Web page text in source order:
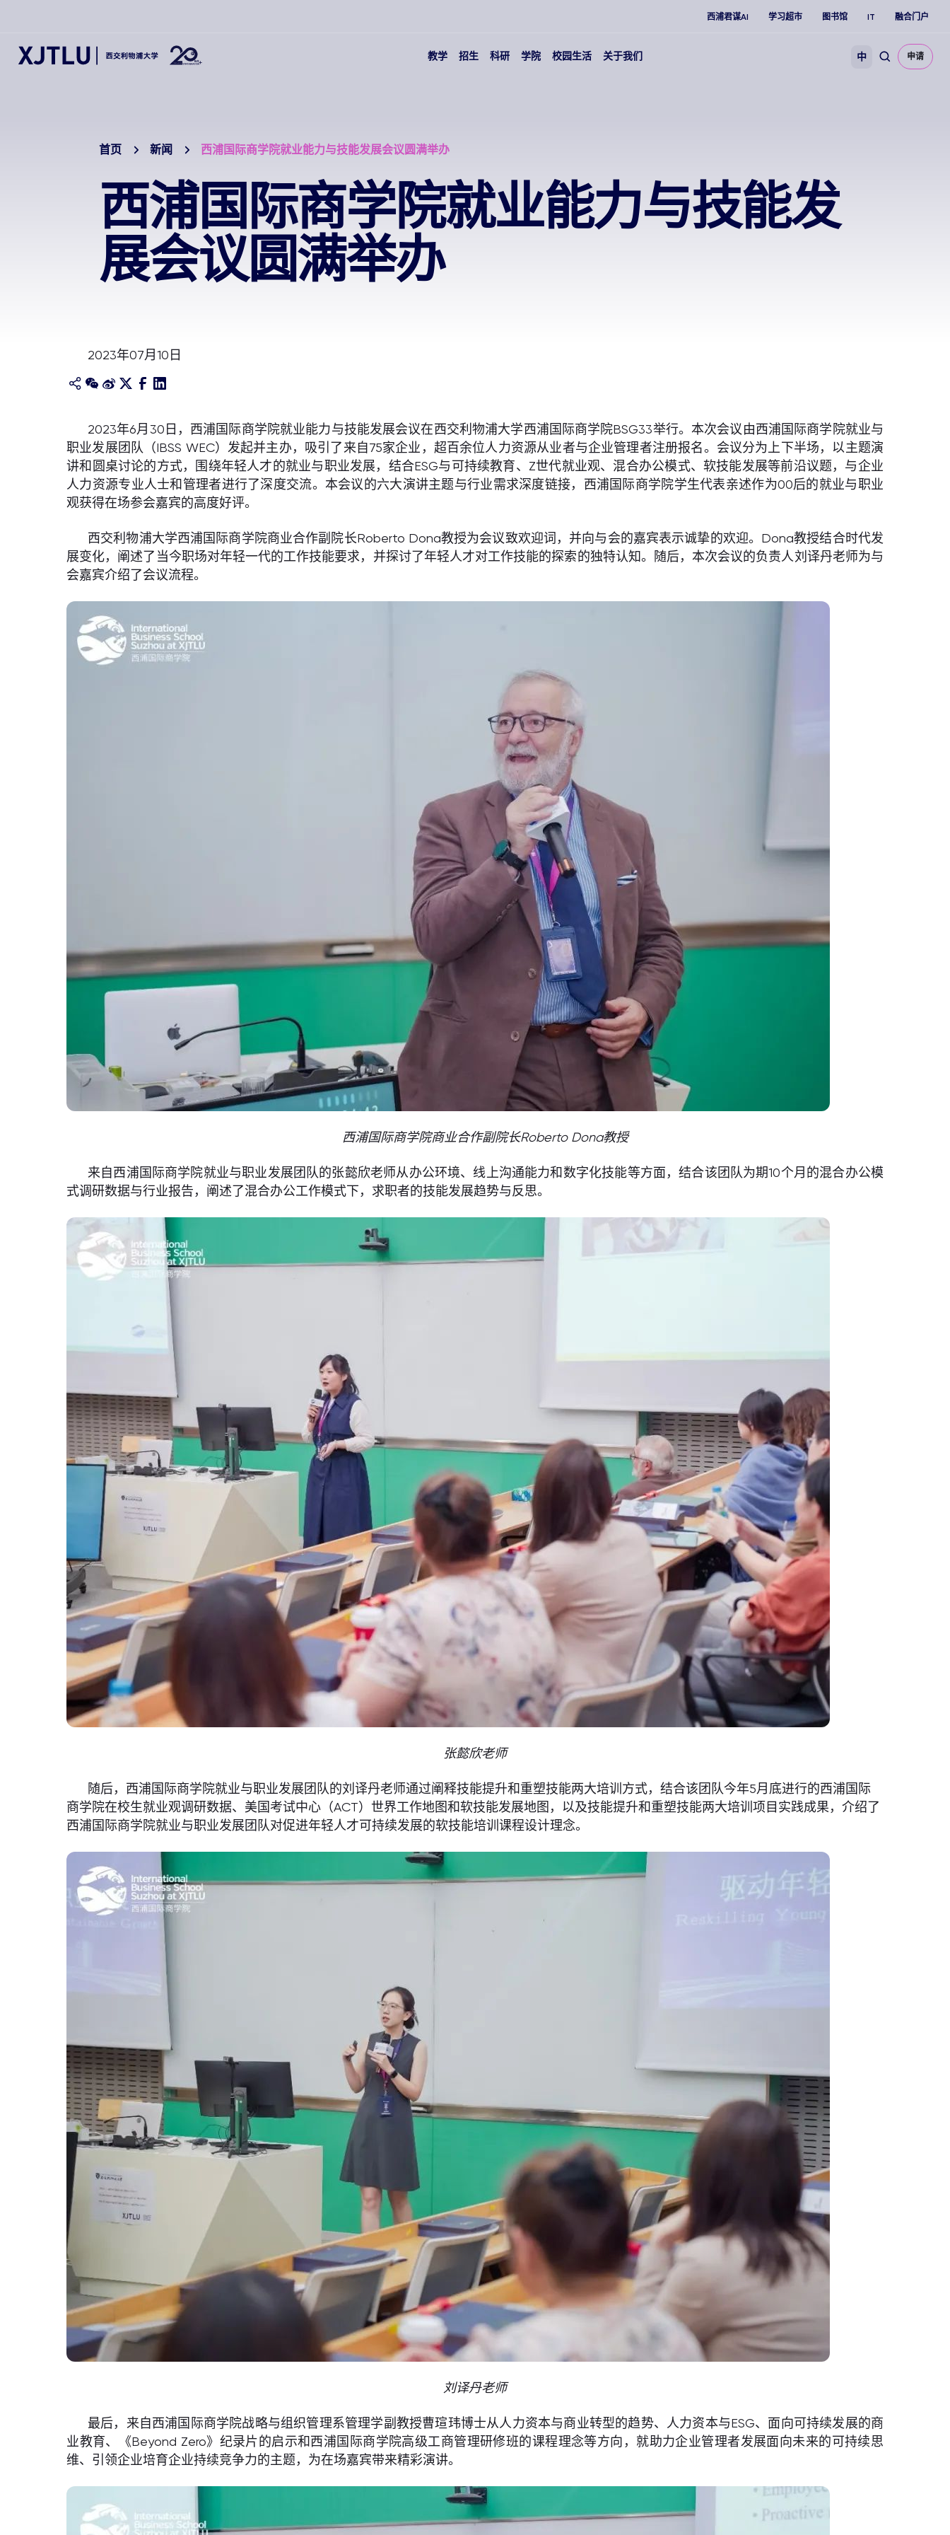
西浦君谋AI 学习超市 图书馆 IT 融合门户
教学 招生 科研 学院 校园生活 关于我们 中 申请
首页 新闻 西浦国际商学院就业能力与技能发展会议圆满举办
西浦国际商学院就业能力与技能发
展会议圆满举办
2023年07月10日
2023年6月30日，西浦国际商学院就业能力与技能发展会议在西交利物浦大学西浦国际商学院BSG33举行。本次会议由西浦国际商学院就业与
职业发展团队（IBSS WEC）发起并主办，吸引了来自75家企业，超百余位人力资源从业者与企业管理者注册报名。会议分为上下半场，以主题演
讲和圆桌讨论的方式，围绕年轻人才的就业与职业发展，结合ESG与可持续教育、Z世代就业观、混合办公模式、软技能发展等前沿议题，与企业
人力资源专业人士和管理者进行了深度交流。本会议的六大演讲主题与行业需求深度链接，西浦国际商学院学生代表亲述作为00后的就业与职业
观获得在场参会嘉宾的高度好评。
西交利物浦大学西浦国际商学院商业合作副院长Roberto Dona教授为会议致欢迎词，并向与会的嘉宾表示诚挚的欢迎。Dona教授结合时代发
展变化，阐述了当今职场对年轻一代的工作技能要求，并探讨了年轻人才对工作技能的探索的独特认知。随后，本次会议的负责人刘译丹老师为与
会嘉宾介绍了会议流程。
西浦国际商学院商业合作副院长Roberto Dona教授
来自西浦国际商学院就业与职业发展团队的张懿欣老师从办公环境、线上沟通能力和数字化技能等方面，结合该团队为期10个月的混合办公模
式调研数据与行业报告，阐述了混合办公工作模式下，求职者的技能发展趋势与反思。
张懿欣老师
随后，西浦国际商学院就业与职业发展团队的刘译丹老师通过阐释技能提升和重塑技能两大培训方式，结合该团队今年5月底进行的西浦国际
商学院在校生就业观调研数据、美国考试中心（ACT）世界工作地图和软技能发展地图，以及技能提升和重塑技能两大培训项目实践成果，介绍了
西浦国际商学院就业与职业发展团队对促进年轻人才可持续发展的软技能培训课程设计理念。
刘译丹老师
最后，来自西浦国际商学院战略与组织管理系管理学副教授曹瑄玮博士从人力资本与商业转型的趋势、人力资本与ESG、面向可持续发展的商
业教育、《Beyond Zero》纪录片的启示和西浦国际商学院高级工商管理研修班的课程理念等方向，就助力企业管理者发展面向未来的可持续思
维、引领企业培育企业持续竞争力的主题，为在场嘉宾带来精彩演讲。